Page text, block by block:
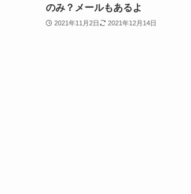
のみ？メールもあるよ
2021年11月2日 2021年12月14日